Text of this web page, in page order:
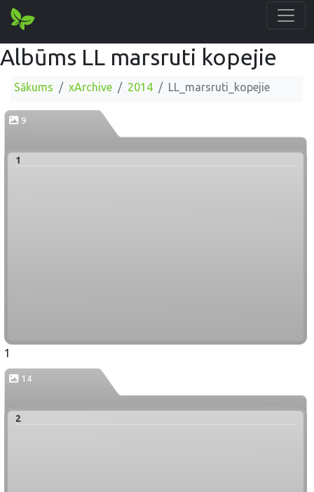
Albūms LL marsruti kopejie
Sākums xArchive 2014 LL_marsruti_kopejie
9
1
1
14
2